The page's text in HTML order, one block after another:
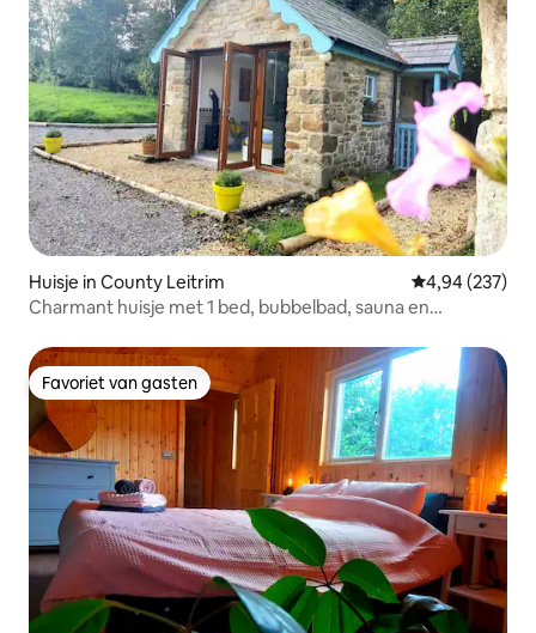
Huisje in County Leitrim Gemiddelde
4,94 (237)
Charmant huisje met 1 bed, bubbelbad, sauna en
Favoriet van gasten
Favoriet van gasten